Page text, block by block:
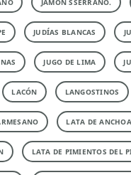
JUDÍAS BLANCAS
JUGO DE LIMA
LACÓN LANGOSTINOS
LATA DE
LATA DE PIMIENTOS DEL